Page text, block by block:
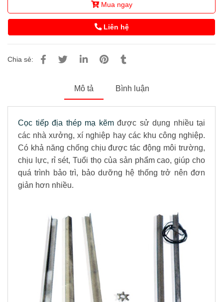
Mua ngay
Liên hệ
Chia sẻ:
Mô tả Bình luận
Cọc tiếp địa thép mạ kẽmđược sử dụng nhiều tại
các nhà xưởng, xí nghiệp hay các khu công nghiệp.
Có khả năng chống chịu được tác động môi trường,
chịu lực, rỉ sét, Tuổi thọ của sản phẩm cao, giúp cho
quá trình bảo trì, bảo dưỡng hệ thống trở nên đơn
giản hơn nhiều.